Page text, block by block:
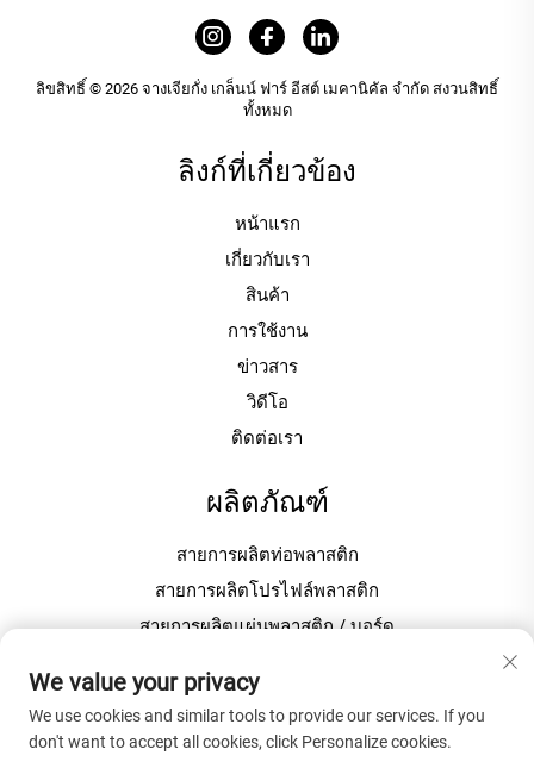
ลิขสิทธิ์ © 2026 จางเจียกั่ง เกล็นน์ ฟาร์ อีสต์ เมคานิคัล จำกัด สงวนสิทธิ์
ทั้งหมด
ลิงก์ที่เกี่ยวข้อง
หน้าแรก
เกี่ยวกับเรา
สินค้า
การใช้งาน
ข่าวสาร
วิดีโอ
ติดต่อเรา
ผลิตภัณฑ์
สายการผลิตท่อพลาสติก
สายการผลิตโปรไฟล์พลาสติก
สายการผลิตแผ่นพลาสติก / บอร์ด
เกี่ยวกับบริษัท
We value your privacy
We use cookies and similar tools to provide our services. If you
don't want to accept all cookies, click Personalize cookies.